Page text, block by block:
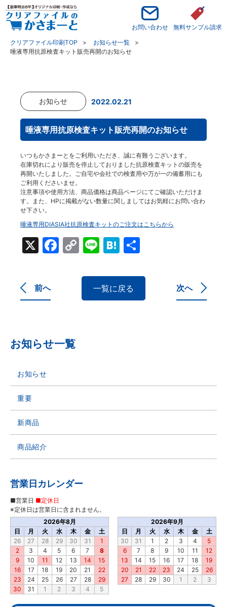
お問い合わせ
無料サンプル請求
クリアファイル印刷TOP
お知らせ一覧
唾液専用抗原検査キット販売再開のお知らせ
お知らせ 2022.02.21
唾液専用抗原検査キット販売再開のお知らせ
いつもかさまーとをご利用いただき、誠に有難うございます。
在庫切れにより販売を停止しておりました抗原検査キットの販売を
再開いたしました。ご自宅や会社での検査用や万が一の備蓄用にも
ご利用くださいませ。
注意事項や使用方法、商品価格は商品ページにてご確認いただけま
す。また、HPに掲載がない数量に関しましてはお気軽にお問い合わ
せ下さい。
唾液専用DIASIA社抗原検査キットのご注文はこちらから
X Facebook
CopyLineHatena
前へ 一覧に戻る 次へ
お知らせ一覧
お知らせ
重要
新商品
商品紹介
営業日カレンダー
2026年8月
日
月 火 水 木 金
土
26
27 28 29 30 31
1
2
3 4 5 6 7
8
9
10 11 12 13 14
15
16
17 18 19 20 21
22
23
24 25 26 27 28
29
30
31 1 2 3 4 5
2026年9月
日
月 火 水 木 金
土
30
31 1 2 3 4
5
6
7 8 9 10 11
12
13
14 15 16 17 18
19
20
21 22 23 24 25
26
27
28 29 30 1 2 3
■営業日 ■定休日
※定休日は営業日に含まれません。